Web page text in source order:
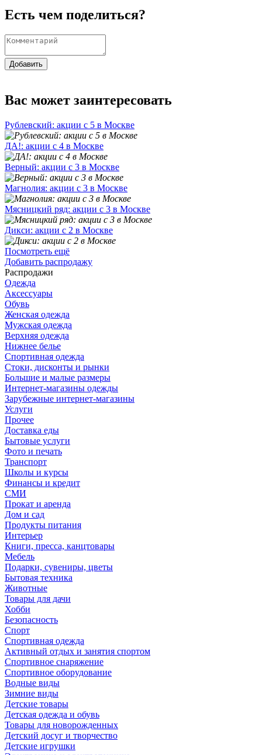
Есть чем поделиться?
Добавить
Вас может заинтересовать
Рублевский: акции с 5 в Москве
ДА!: акции с 4 в Москве
Верный: акции с 3 в Москве
Магнолия: акции с 3 в Москве
Мясницкий ряд: акции с 3 в Москве
Дикси: акции с 2 в Москве
Посмотреть ещё
Добавить распродажу
Распродажи
Одежда
Аксессуары
Обувь
Женская одежда
Мужская одежда
Верхняя одежда
Нижнее белье
Спортивная одежда
Стоки, дисконты и рынки
Большие и малые размеры
Интернет-магазины одежды
Зарубежные интернет-магазины
Услуги
Прочее
Доставка еды
Бытовые услуги
Фото и печать
Транспорт
Школы и курсы
Финансы и кредит
СМИ
Прокат и аренда
Дом и сад
Продукты питания
Интерьер
Книги, пресса, канцтовары
Мебель
Подарки, сувениры, цветы
Бытовая техника
Животные
Товары для дачи
Хобби
Безопасность
Спорт
Спортивная одежда
Активный отдых и занятия спортом
Спортивное снаряжение
Спортивное оборудование
Водные виды
Зимние виды
Детские товары
Детская одежда и обувь
Товары для новорожденных
Детский досуг и творчество
Детские игрушки